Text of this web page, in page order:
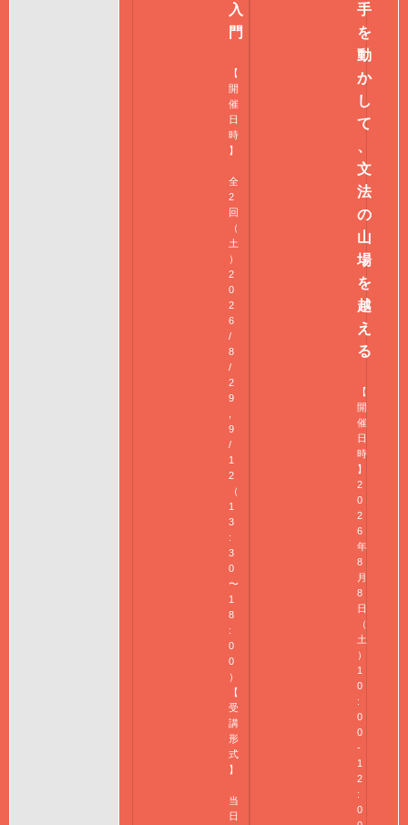
入
門
【
開
催
日
時
】
全
2
回
（
土
）
2
0
2
6
/
8
/
2
9
9
/
1
2
（
1
3
:
3
0
〜
1
8
:
0
0
）
【
受
講
形
式
】
当
日
手
を
動
か
し
て
、
文
法
の
山
場
を
越
え
る
【
開
催
日
時
】
2
0
2
6
年
8
月
8
日
（
土
）
1
0
:
0
0
-
1
2
:
0